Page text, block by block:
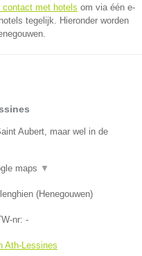
contact met hotels om via één e-
tegelijk. Hieronder worden
Aubert, maar wel in de
maps ▼
(Henegouwen)
nr: -
Ath-Lessines